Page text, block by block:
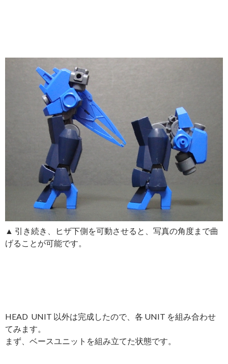
▲ 引き続き、ヒザ下側を可動させると、写真の角度まで曲
げることが可能です。
HEAD UNIT 以外は完成したので、各 UNIT を組み合わせ
てみます。
まず、ベースユニットを組み立てた状態です。